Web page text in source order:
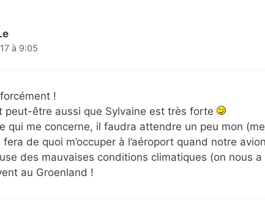
à 9:05
!
peut-être aussi que Sylvaine est très forte
qui me concerne, il faudra attendre un peu mon
fera de quoi m’occuper à l’aéroport quand notre
des mauvaises conditions climatiques (on nous
au Groenland !